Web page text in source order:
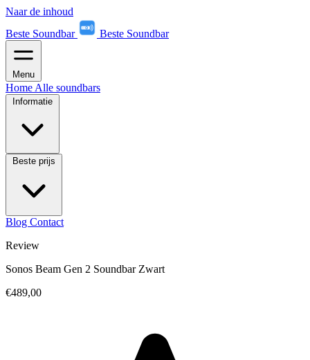
Naar de inhoud
Beste Soundbar
Beste Soundbar
Menu
Home Alle soundbars
Informatie
Beste prijs
Blog Contact
Review
Sonos Beam Gen 2 Soundbar Zwart
€489,00